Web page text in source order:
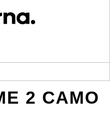
2 CAMO